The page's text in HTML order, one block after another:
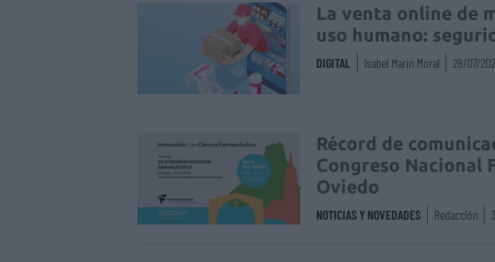
La venta online de
uso humano:
DIGITAL Isabel Marín Moral 28/07/
Récord de
Congreso Nacional
Oviedo
NOTICIAS Y NOVEDADES Redacción